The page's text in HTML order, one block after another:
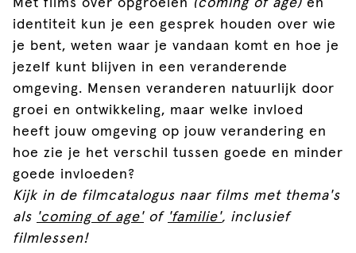
Met films over opgroeien (coming of age) en
identiteit kun je een gesprek houden over wie
je bent, weten waar je vandaan komt en hoe je
jezelf kunt blijven in een veranderende
omgeving. Mensen veranderen natuurlijk door
groei en ontwikkeling, maar welke invloed
heeft jouw omgeving op jouw verandering en
hoe zie je het verschil tussen goede en minder
goede invloeden?
Kijk in de filmcatalogus naar films met thema's
als 'coming of age'of 'familie', inclusief
filmlessen!